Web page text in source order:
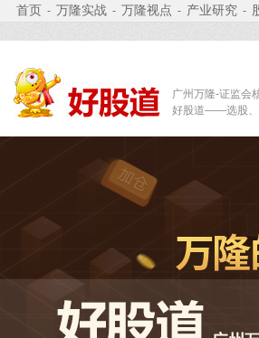
首页 - 万隆实战 - 万隆视点 - 产业研究 -
广州万隆-证监会
好股道——选股、